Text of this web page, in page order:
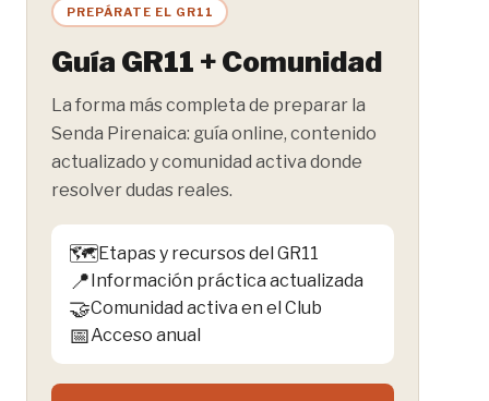
PREPÁRATE EL GR11
Guía GR11 + Comunidad
La forma más completa de preparar la
Senda Pirenaica: guía online, contenido
actualizado y comunidad activa donde
resolver dudas reales.
🗺️Etapas y recursos del GR11
📍Información práctica actualizada
🤝Comunidad activa en el Club
📅Acceso anual